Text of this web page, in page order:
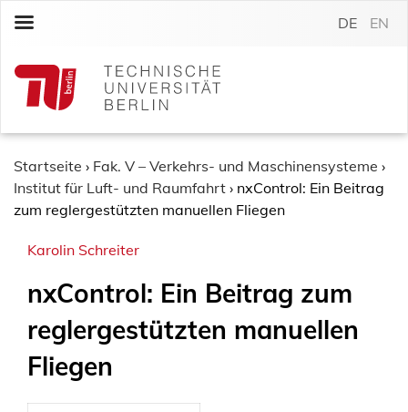
c
DE EN
Startseite › Fak. V – Verkehrs- und Maschinensysteme ›
Institut für Luft- und Raumfahrt › nxControl: Ein Beitrag
zum reglergestützten manuellen Fliegen
Karolin Schreiter
nxControl: Ein Beitrag zum
reglergestützten manuellen
Fliegen